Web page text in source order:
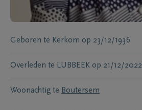
Geboren te Kerkom op 23/12/1936
Overleden te LUBBEEK op 21/12/2022
Woonachtig te Boutersem